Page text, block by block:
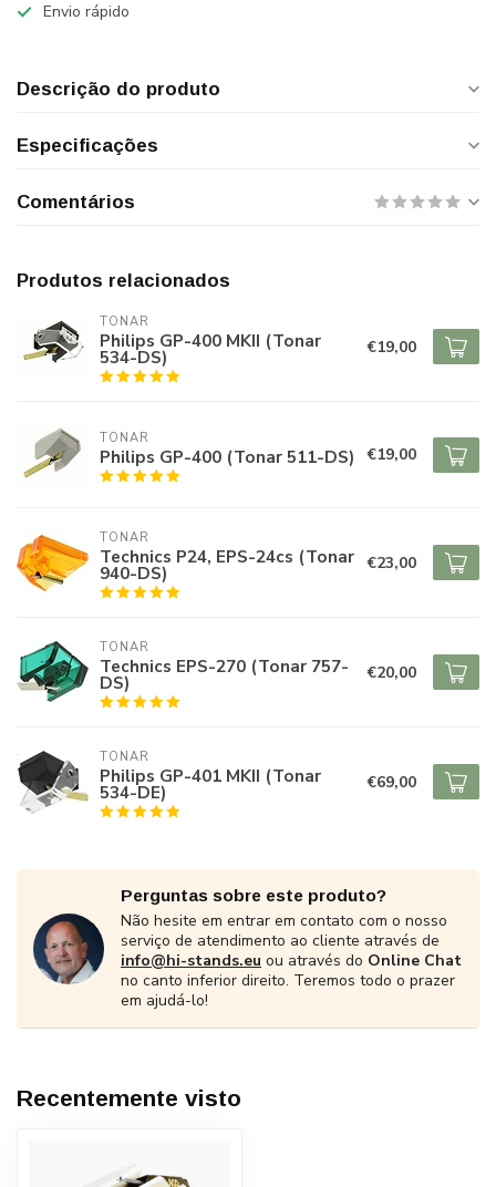
Envio rápido
Descrição do produto
Especificações
Comentários
Produtos relacionados
TONAR
Philips GP-400 MKII (Tonar
534-DS) €19,00
TONAR
Philips GP-400 (Tonar 511-DS) €19,00
TONAR
Technics P24, EPS-24cs (Tonar
940-DS) €23,00
TONAR
Technics EPS-270 (Tonar 757-
DS) €20,00
TONAR
Philips GP-401 MKII (Tonar
534-DE) €69,00
Perguntas sobre este produto?
Não hesite em entrar em contato com o nosso
serviço de atendimento ao cliente através de
info@hi-stands.eu ou através do Online Chat
no canto inferior direito. Teremos todo o prazer
em ajudá-lo!
Recentemente visto